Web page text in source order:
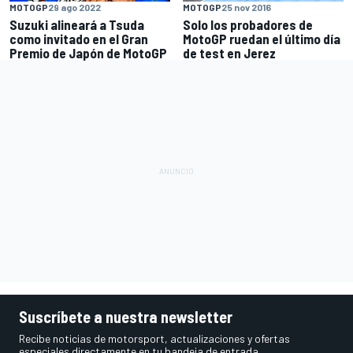
MOTOGP29 ago 2022
Suzuki alineará a Tsuda
como invitado en el Gran
Premio de Japón de MotoGP
MOTOGP25 nov 2016
Solo los probadores de
MotoGP ruedan el último día
de test en Jerez
Suscríbete a nuestra newsletter
Recibe noticias de motorsport, actualizaciones y ofertas